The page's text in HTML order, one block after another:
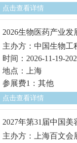
点击查看详情
2026生物医药产业发
主办方：中国生物工
时间：2026-11-19-
地点：上海
参展费1：其他
点击查看详情
2027年第31届中国美
主办方：上海百文会